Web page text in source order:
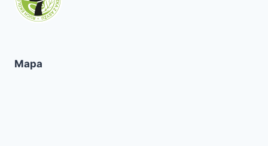
Mapa